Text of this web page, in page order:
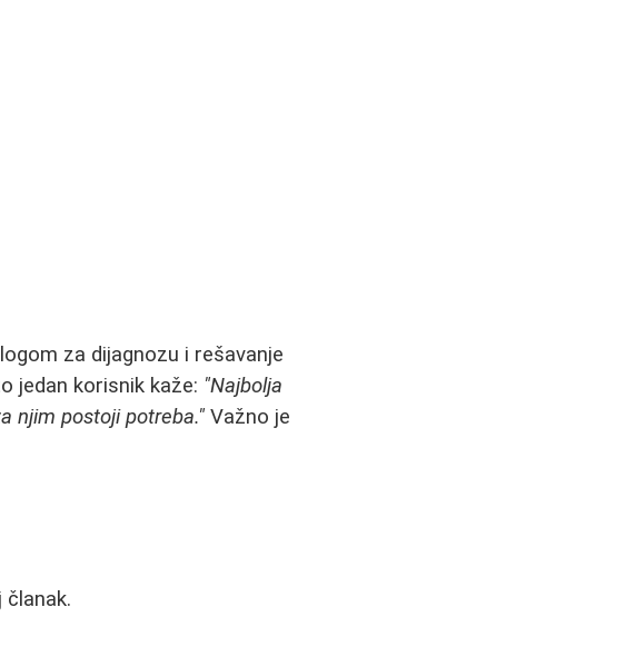
za dijagnozu i rešavanje
jedan korisnik kaže: "Najbolja
njim postoji potreba." Važno je